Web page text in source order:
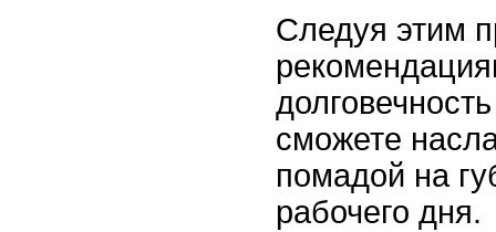
Следуя этим
сможете
помадой на
рабочего дня.